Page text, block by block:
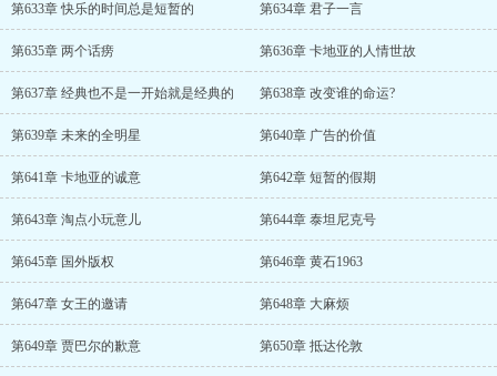
第633章 快乐的时间总是短暂的 第634章 君子一言
第635章 两个话痨 第636章 卡地亚的人情世故
第637章 经典也不是一开始就是经典的 第638章 改变谁的命运?
第639章 未来的全明星 第640章 广告的价值
第641章 卡地亚的诚意 第642章 短暂的假期
第643章 淘点小玩意儿 第644章 泰坦尼克号
第645章 国外版权 第646章 黄石1963
第647章 女王的邀请 第648章 大麻烦
第649章 贾巴尔的歉意 第650章 抵达伦敦